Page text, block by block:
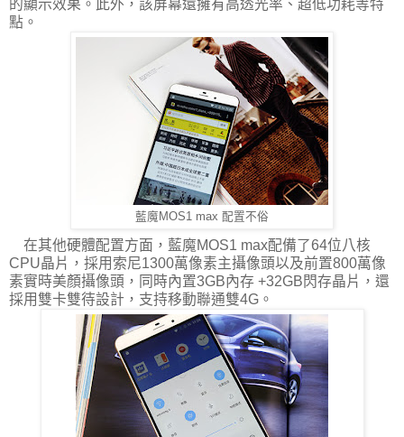
的顯示效果。此外，該屏幕還擁有高透光率、超低功耗等特
點。
藍魔MOS1 max 配置不俗
在其他硬體配置方面，藍魔MOS1 max配備了64位八核
CPU晶片，採用索尼1300萬像素主攝像頭以及前置800萬像
素實時美顏攝像頭，同時內置3GB內存 +32GB閃存晶片，還
採用雙卡雙待設計，支持移動聯通雙4G。